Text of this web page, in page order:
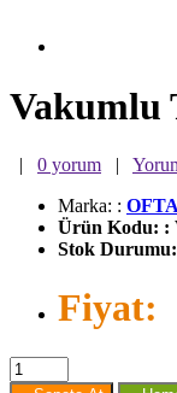
Vakumlu
| 0 yorum |
Marka: :
Ürün Kodu: :
Stok Durumu:
Fiyat: